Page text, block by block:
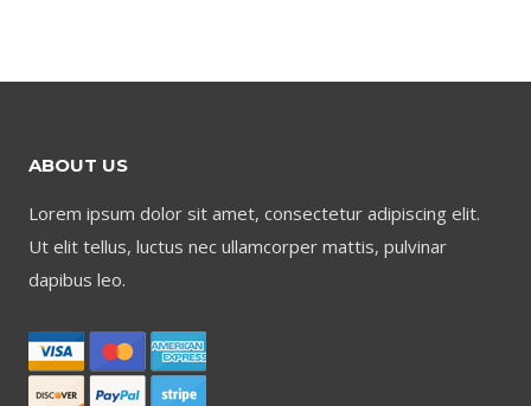
ABOUT US
Lorem ipsum dolor sit amet, consectetur adipiscing elit.
Ut elit tellus, luctus nec ullamcorper mattis, pulvinar
dapibus leo.